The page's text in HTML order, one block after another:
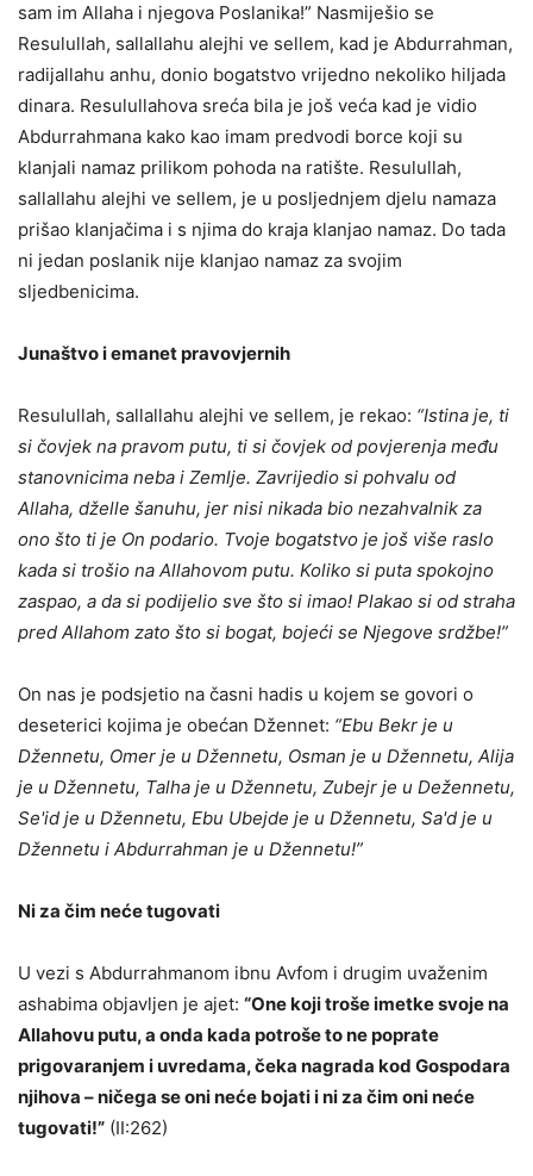
sam im Allaha i njegova Poslanika!” Nasmiješio se
Resulullah, sallallahu alejhi ve sellem, kad je Abdurrahman,
radijallahu anhu, donio bogatstvo vrijedno nekoliko hiljada
dinara. Resulullahova sreća bila je još veća kad je vidio
Abdurrahmana kako kao imam predvodi borce koji su
klanjali namaz prilikom pohoda na ratište. Resulullah,
sallallahu alejhi ve sellem, je u posljednjem djelu namaza
prišao klanjačima i s njima do kraja klanjao namaz. Do tada
ni jedan poslanik nije klanjao namaz za svojim
sljedbenicima.
Junaštvo i emanet pravovjernih
Resulullah, sallallahu alejhi ve sellem, je rekao: “Istina je, ti
si čovjek na pravom putu, ti si čovjek od povjerenja među
stanovnicima neba i Zemlje. Zavrijedio si pohvalu od
Allaha, dželle šanuhu, jer nisi nikada bio nezahvalnik za
ono što ti je On podario. Tvoje bogatstvo je još više raslo
kada si trošio na Allahovom putu. Koliko si puta spokojno
zaspao, a da si podijelio sve što si imao! Plakao si od straha
pred Allahom zato što si bogat, bojeći se Njegove srdžbe!”
On nas je podsjetio na časni hadis u kojem se govori o
deseterici kojima je obećan Džennet: “Ebu Bekr je u
Džennetu, Omer je u Džennetu, Osman je u Džennetu, Alija
je u Džennetu, Talha je u Džennetu, Zubejr je u Dežennetu,
Se'id je u Džennetu, Ebu Ubejde je u Džennetu, Sa'd je u
Džennetu i Abdurrahman je u Džennetu!”
Ni za čim neće tugovati
U vezi s Abdurrahmanom ibnu Avfom i drugim uvaženim
ashabima objavljen je ajet: “One koji troše imetke svoje na
Allahovu putu, a onda kada potroše to ne poprate
prigovaranjem i uvredama, čeka nagrada kod Gospodara
njihova – ničega se oni neće bojati i ni za čim oni neće
tugovati!” (II:262)